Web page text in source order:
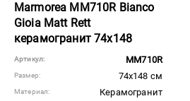
Marmorea MM710R Bianco
Gioia Matt Rett
керамогранит 74x148
Артикул: MM710R
Размер: 74x148 см
Материал: Керамогранит